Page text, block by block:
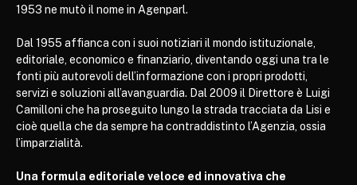
1953 ne mutò il nome in Agenparl.
Dal 1955 affianca con i suoi notiziari il mondo istituzionale,
editoriale, economico e finanziario, diventando oggi una tra le
fonti più autorevoli dell’informazione con i propri prodotti,
servizi e soluzioni all’avanguardia. Dal 2009 il Direttore è Luigi
Camilloni che ha proseguito lungo la strada tracciata da Lisi e
cioè quella che da sempre ha contraddistinto l’Agenzia, ossia
l’imparzialità.
Una formula editoriale veloce ed innovativa che